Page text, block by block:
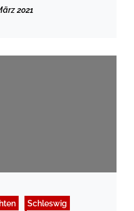
2021
Schleswig